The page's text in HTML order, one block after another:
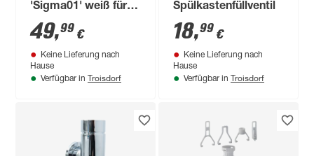
'Sigma01' weiß für
2-Mengen-Spülung
49,99 €
Keine Lieferung nach
Hause
Verfügbar in Troisdorf
Spülkastenfüllventil
18,99 €
Keine Lieferung nach
Hause
Verfügbar in Troisdorf